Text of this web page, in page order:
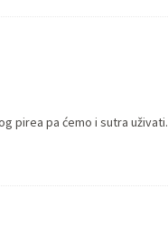
pirea pa ćemo i sutra uživati.